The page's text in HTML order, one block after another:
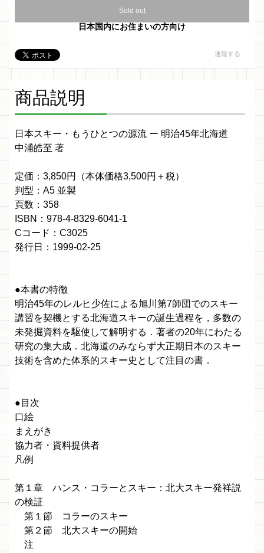
Sold out
日本国内にお住まいの方向け
通報する
商品説明
日本スキー・もうひとつの源流 ー 明治45年北海道
中浦皓至 著
定価：3,850円（本体価格3,500円＋税）
判型：A5 並製
頁数：358
ISBN：978-4-8329-6041-1
Cコード：C3025
発行日：1999-02-25
●本書の特徴
明治45年のレルヒ少佐による旭川第7師団でのスキー
講習を契機とする北海道スキーの誕生過程を，多数の
未発掘資料を駆使して解明する．著者の20年にわたる
研究の集大成．北海道のみならず大正期日本のスキー
技術を含めた体系的スキー史として注目の書．
●目次
口絵
まえがき
協力者・資料提供者
凡例
第１章 ハンス・コラーとスキー：北大スキー発祥説
の検証
第１節 コラーのスキー
第２節 北大スキーの開始
注